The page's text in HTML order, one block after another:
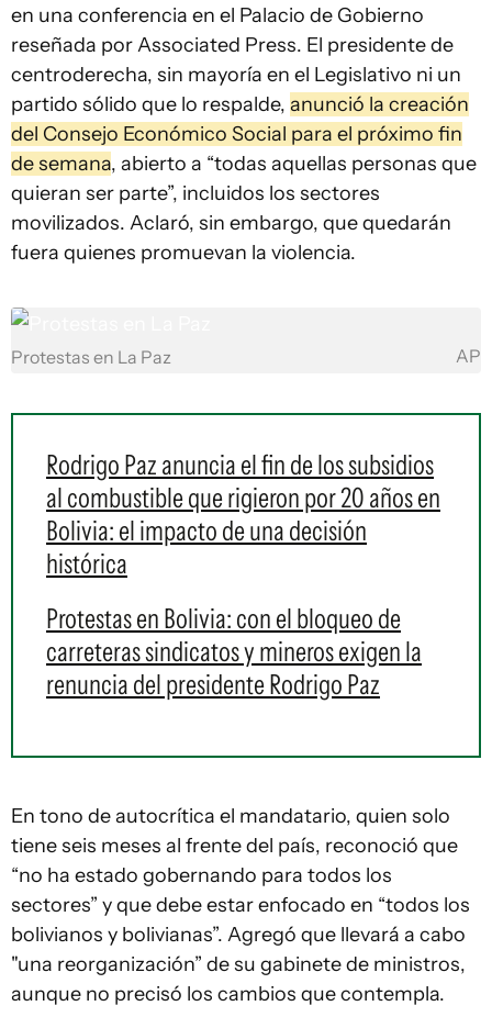
en una conferencia en el Palacio de Gobierno
reseñada por Associated Press. El presidente de
centroderecha, sin mayoría en el Legislativo ni un
partido sólido que lo respalde, anunció la creación
del Consejo Económico Social para el próximo fin
de semana, abierto a “todas aquellas personas que
quieran ser parte”, incluidos los sectores
movilizados. Aclaró, sin embargo, que quedarán
fuera quienes promuevan la violencia.
Protestas en La Paz AP
Rodrigo Paz anuncia el fin de los subsidios
al combustible que rigieron por 20 años en
Bolivia: el impacto de una decisión
histórica
Protestas en Bolivia: con el bloqueo de
carreteras sindicatos y mineros exigen la
renuncia del presidente Rodrigo Paz
En tono de autocrítica el mandatario, quien solo
tiene seis meses al frente del país, reconoció que
“no ha estado gobernando para todos los
sectores” y que debe estar enfocado en “todos los
bolivianos y bolivianas”. Agregó que llevará a cabo
"una reorganización” de su gabinete de ministros,
aunque no precisó los cambios que contempla.